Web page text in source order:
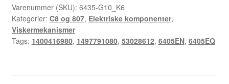
Peugeot
1400416980
53028612
6405EN
Varenummer (SKU): 6435-G10_K6
Kategorier: C8 og 807, Elektriske komponenter,
Viskermekanismer
Tags: 1400416980, 1497791080, 53028612, 6405EN, 6405EQ